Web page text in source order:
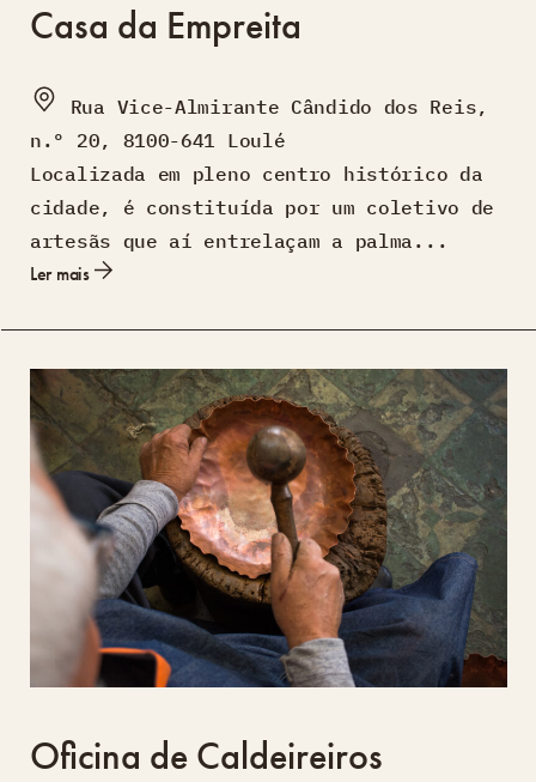
Casa da Empreita
Rua Vice-Almirante Cândido dos Reis,
n.º 20, 8100-641 Loulé
Localizada em pleno centro histórico da
cidade, é constituída por um coletivo de
artesãs que aí entrelaçam a palma...
Ler mais
Oficina de Caldeireiros